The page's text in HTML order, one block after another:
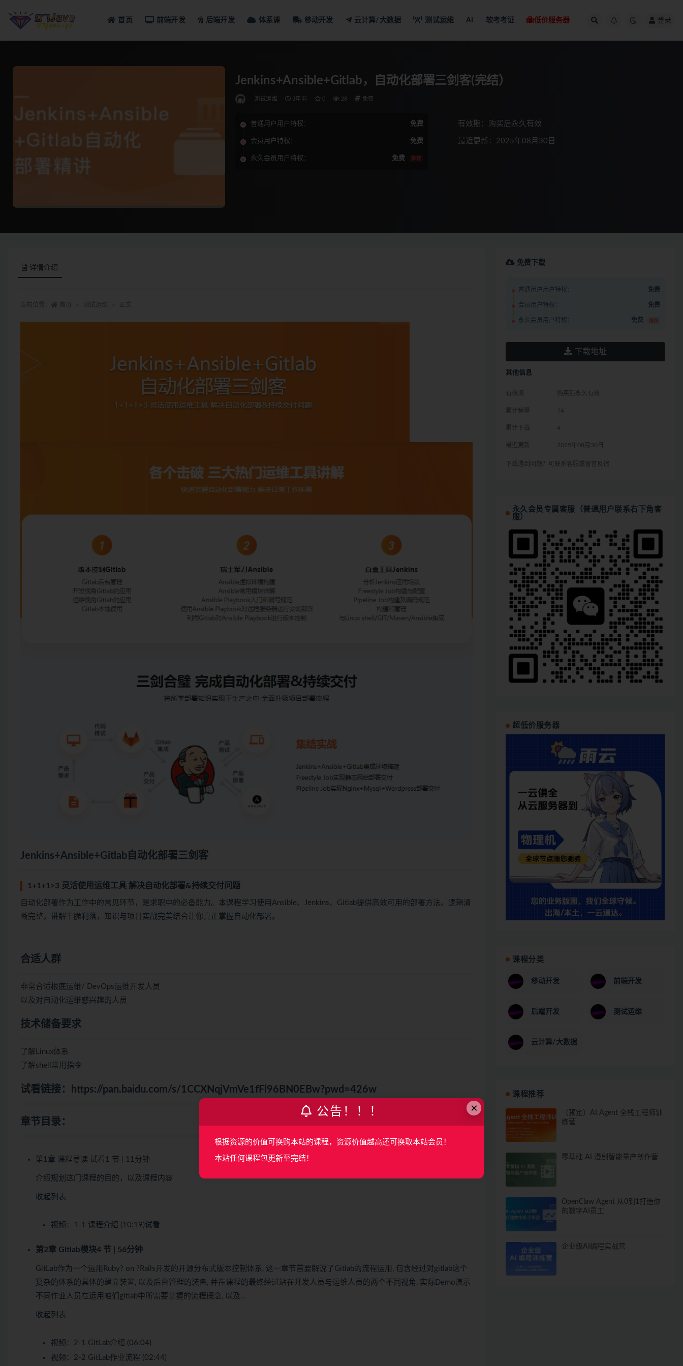
首页 前端开发 后端开发 体系课 移动开发 云计算/大数据 测试运维 AI 软考考证 低价服务器 登录
Jenkins+Ansible+Gitlab，自动化部署三剑客(完结）
测试运维 3年前 0 28 免费
普通用户用户特权： 免费
会员用户特权： 免费
永久会员用户特权： 免费 推荐
有效期：购买后永久有效
最近更新：2025年08月30日
详情介绍
Jenkins+Ansible+Gitlab自动化部署三剑客
1+1+1>3 灵活使用运维工具 解决自动化部署&持续交付问题
自动化部署作为工作中的常见环节，是求职中的必备能力。本课程学习使用Ansible、Jenkins、Gitlab提供高效可用的部署方法。逻辑清
晰完整，讲解干脆利落，知识与项目实战完美结合让你真正掌握自动化部署。
合适人群
非常合适根底运维/ DevOps运维开发人员
以及对自动化运维感兴趣的人员
技术储备要求
了解Linux体系
了解shell常用指令
试看链接： https://pan.baidu.com/s/1CCXNqjVmVe1fFl96BN0EBw?pwd=426w
章节目录：
第1章 课程导读 试看 1 节 | 11分钟
介绍规划这门课程的目的，以及课程内容
收起列表
视频： 1-1 课程介绍 (10:19)试看
第2章 Gitlab模块4 节 | 56分钟
GitLab作为一个运用Ruby? on ?Rails开发的开源分布式版本控制体系, 这一章节首要解说了Gitlab的流程运用, 包含经过对gitlab这个
复杂的体系的具体的建立装置, 以及后台管理的装备, 并在课程的最终经过站在开发人员与运维人员的两个不同视角, 实际Demo演示
不同作业人员在运用咱们gitlab中所需要掌握的流程概念, 以及…
收起列表
视频： 2-1 GitLab介绍 (06:04)
视频： 2-2 GitLab作业流程 (02:44)
免费下载
普通用户用户特权： 免费
会员用户特权： 免费
永久会员用户特权： 免费 推荐
下载地址
其他信息
有效期 购买后永久有效
累计销量 74
累计下载 4
最近更新 2025年08月30日
下载遇到问题？可联系客服或留言反馈
永久会员专属客服（普通用户联系右下角客
服）
超低价服务器
课程分类
移动开发 前端开发
后端开发 测试运维
云计算/大数据
课程推荐
（预定）AI Agent 全栈工程师训
练营
零基础 AI 漫剧智能量产创作营
OpenClaw Agent 从0到1打造你
的数字AI员工
企业级AI编程实战营
×
公告！！！
根据资源的价值可换购本站的课程，资源价值越高还可换取本站会员！
本站任何课程包更新至完结！